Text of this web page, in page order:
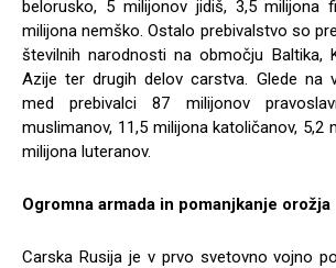
belorusko, 5 milijonov jidiš, 3,5 milijona
milijona nemško. Ostalo prebivalstvo so
številnih narodnosti na območju Baltika,
Azije ter drugih delov carstva. Glede na
med prebivalci 87 milijonov
muslimanov, 11,5 milijona katoličanov, 5,2
milijona luteranov.
Ogromna armada in pomanjkanje orožja
Carska Rusija je v prvo svetovno vojno